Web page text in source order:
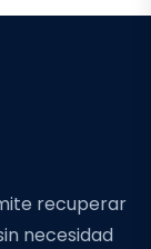
recuperar
necesidad